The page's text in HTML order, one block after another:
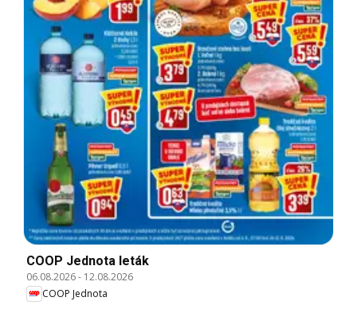
COOP Jednota leták
06.08.2026- 12.08.2026
COOP Jednota